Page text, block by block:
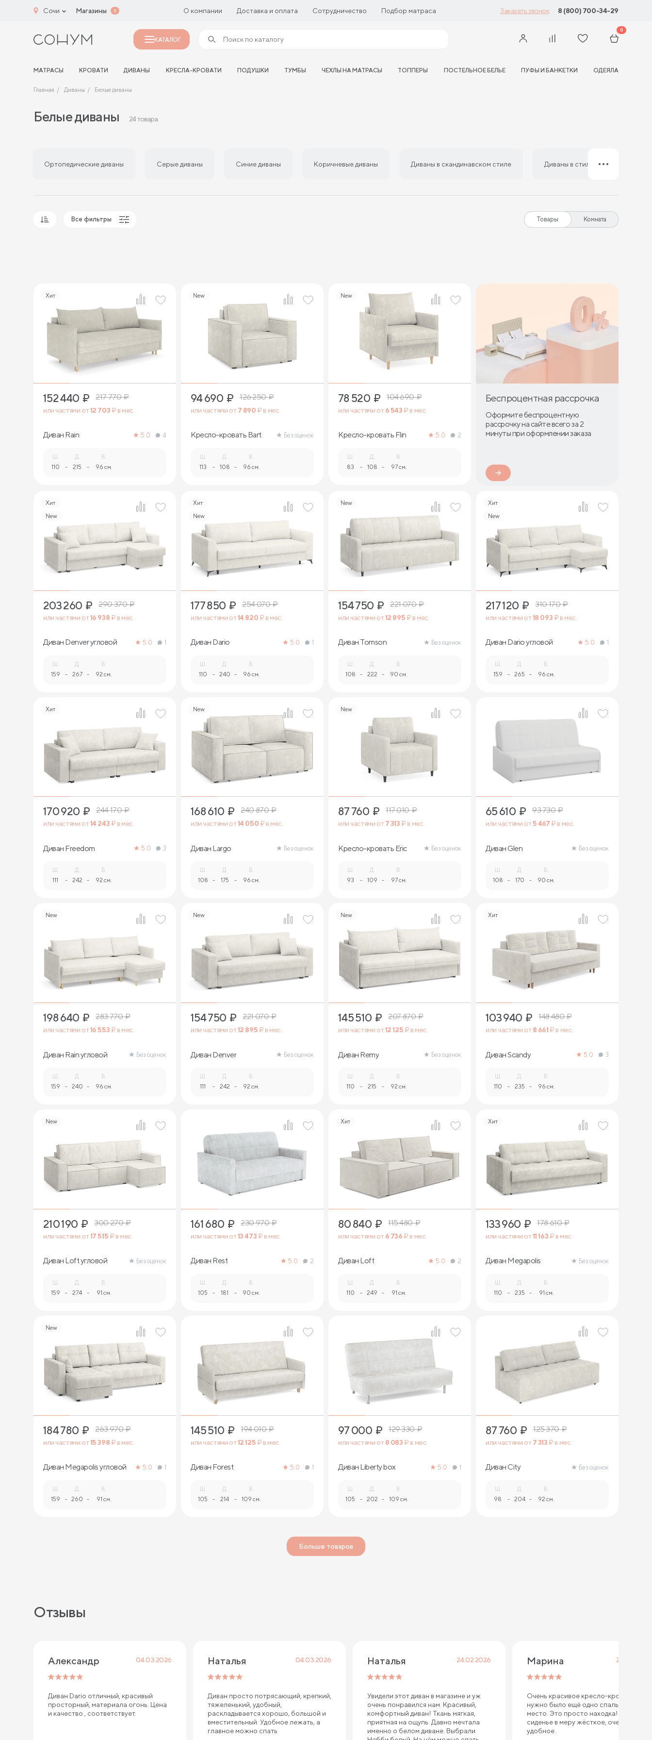
Сочи Магазины 1 О компании Доставка и оплата Сотрудничество Подбор матраса Заказать звонок 8 (800) 700-34-29
КАТАЛОГ
0
МАТРАСЫ КРОВАТИ ДИВАНЫ КРЕСЛА-КРОВАТИ ПОДУШКИ ТУМБЫ ЧЕХЛЫ НА МАТРАСЫ ТОППЕРЫ ПОСТЕЛЬНОЕ БЕЛЬЕ ПУФЫ И БАНКЕТКИ ОДЕЯЛА
Главная Диваны Белые диваны
Белые диваны 24 товара
Ортопедические диваны Серые диваны Синие диваны Коричневые диваны Диваны в скандинавском стиле Диваны в стиле лофт
Все фильтры Товары Комната
Хит
152 440 ₽ 217 770₽
или частями от12 703 ₽ в мес.
Диван Rain 5.0 4
Ш.
110 -
Д.
215 -
В.
96 см.
New
9
94 690 ₽ 126 250₽
или частями от7 890 ₽ в мес.
Кресло-кровать Bart Без оценок
Ш.
113 -
Д.
108 -
В.
96 см.
New
9
78 520 ₽ 104 690₽
или частями от6 543 ₽ в мес.
Кресло-кровать Flin 5.0 2
Ш.
83 -
Д.
108 -
В.
97 см.
Беспроцентная рассрочка
Оформите беспроцентную
рассрочку на сайте всего за 2
минуты при оформлении заказа
Хит
New
11
203 260 ₽ 290 370₽
или частями от16 938 ₽ в мес.
Диван Denver угловой 5.0 1
Ш.
159 -
Д.
267 -
В.
92 см.
Хит
New
9
177 850 ₽ 254 070₽
или частями от14 820 ₽ в мес.
Диван Dario 5.0 1
Ш.
110 -
Д.
240 -
В.
96 см.
New
9
154 750 ₽ 221 070₽
или частями от12 895 ₽ в мес.
Диван Tomson Без оценок
Ш.
108 -
Д.
222 -
В.
90 см.
Хит
New
11
217 120 ₽ 310 170₽
или частями от18 093 ₽ в мес.
Диван Dario угловой 5.0 1
Ш.
159 -
Д.
265 -
В.
96 см.
Хит
12
170 920 ₽ 244 170₽
или частями от14 243 ₽ в мес.
Диван Freedom 5.0 3
111 -
Д.
242 -
В.
92 см.
New
12
168 610 ₽ 240 870₽
или частями от14 050 ₽ в мес.
Диван Largo Без оценок
108 -
Д.
175 -
В.
96 см.
New
9
87 760 ₽ 117 010₽
или частями от7 313 ₽ в мес.
Кресло-кровать Eric Без оценок
93 -
Д.
109 -
В.
97 см.
65 610 ₽ 93 730₽
или частями от5 467 ₽ в мес.
Диван Glen Без оценок
108 -
Д.
170 -
В.
90 см.
New
11
198 640 ₽ 283 770₽
или частями от16 553 ₽ в мес.
Диван Rain угловой Без оценок
159 -
Д.
240 -
В.
96 см.
New
9
154 750 ₽ 221 070₽
или частями от12 895 ₽ в мес.
Диван Denver Без оценок
111 -
Д.
242 -
В.
92 см.
New
145 510 ₽ 207 870₽
или частями от12 125 ₽ в мес.
Диван Remy Без оценок
110 -
Д.
215 -
В.
92 см.
Хит
7
103 940 ₽ 148 480₽
или частями от8 661 ₽ в мес.
Диван Sсandy 5.0 3
110 -
Д.
235 -
В.
96 см.
New
11
210 190 ₽ 300 270₽
или частями от17 515 ₽ в мес.
Диван Loft угловой Без оценок
Ш.
159 -
Д.
274 -
В.
91 см.
9
161 680 ₽ 230 970₽
или частями от13 473 ₽ в мес.
Диван Rest 5.0 2
Ш.
105 -
Д.
181 -
В.
90 см.
Хит
7
80 840 ₽ 115 480₽
или частями от6 736 ₽ в мес.
Диван Loft 5.0 2
Ш.
110 -
Д.
249 -
В.
91 см.
Хит
8
133 960 ₽ 178 610₽
или частями от11 163 ₽ в мес.
Диван Megapolis Без оценок
Ш.
110 -
Д.
235 -
В.
91 см.
New
11
184 780 ₽ 263 970₽
или частями от15 398 ₽ в мес.
Диван Megapolis угловой 5.0 1
Ш.
159 -
Д.
260 -
В.
91 см.
9
145 510 ₽ 194 010₽
или частями от12 125 ₽ в мес.
Диван Forest 5.0 1
Ш.
105 -
Д.
214 -
В.
109 см.
97 000 ₽ 129 330₽
или частями от8 083 ₽ в мес.
Диван Liberty box 5.0 1
Ш.
105 -
Д.
202 -
В.
109 см.
8
87 760 ₽ 125 370₽
или частями от7 313 ₽ в мес.
Диван City Без оценок
Ш.
98 -
Д.
204 -
В.
92 см.
Больше товаров
Отзывы
Александр 04.03.2026
Диван Dario отличный, красивый
просторный, материала огонь. Цена
и качество , соответствует.
Наталья 04.03.2026
Диван просто потрясающий, крепкий,
тяжеленький, удобный,
раскладывается хорошо, большой и
вместительный. Удобное лежать, а
главное можно спать
Наталья 24.02.2026
Увидели этот диван в магазине и уж
очень понравился нам. Красивый,
комфортный диван! Ткань мягкая,
приятная на ощупь. Давно мечтала
именно о белом диване. Выбрали
Марина 24.02.2026
Очень красивое кресло-кровать. Мне
нужно было ещё одно спальное
место. Это просто находка! Само
сиденье в меру жёсткое, очень
удобное.